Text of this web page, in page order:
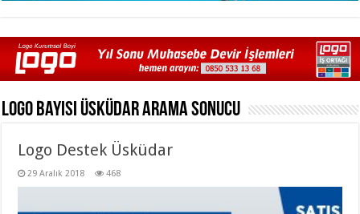
Logo Bayisi ÜsküdarArama Sonucu
Logo Destek Üsküdar
29 Aralık 2018 468